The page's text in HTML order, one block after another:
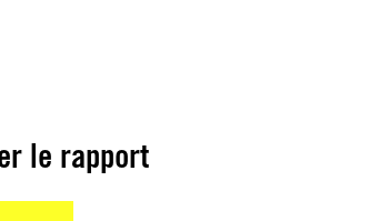
le rapport